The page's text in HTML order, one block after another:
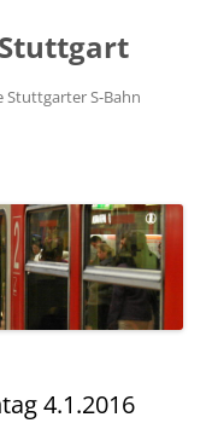
S-Bahn
4.1.2016